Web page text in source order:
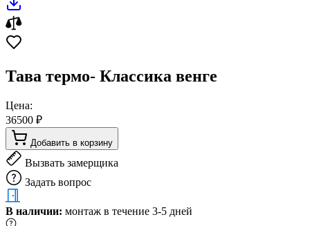
Тава термо- Классика венге
Цена:
36500 ₽
Добавить в корзину
Вызвать замерщика
Задать вопрос
В наличии: монтаж в течение 3-5 дней